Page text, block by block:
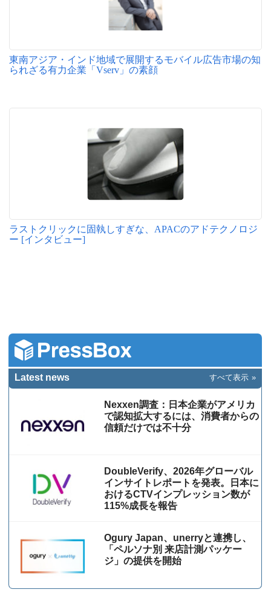
東南アジア・インド地域で展開するモバイル広告市場の知
られざる有力企業「Vserv」の素顔
ラストクリックに固執しすぎな、APACのアドテクノロジ
ー [インタビュー]
Latest news すべて表示
Nexxen調査：日本企業がアメリカ
で認知拡大するには、消費者からの
信頼だけでは不十分
DoubleVerify、2026年グローバル
インサイトレポートを発表。日本に
おけるCTVインプレッション数が
115%成⻑を報告
Ogury Japan、unerryと連携し、
「ペルソナ別 来店計測パッケー
ジ」の提供を開始